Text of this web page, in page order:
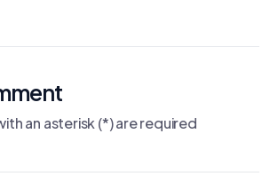
an asterisk (*) are required